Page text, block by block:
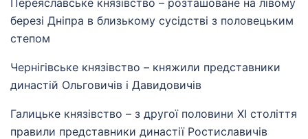
Переяславське князівство – розташоване на лівому
березі Дніпра в близькому сусідстві з половецьким
степом
Чернігівське князівство – княжили представники
династій Ольговичів і Давидовичів
Галицьке князівство – з другої половини XI століття
правили представники династії Ростиславичів